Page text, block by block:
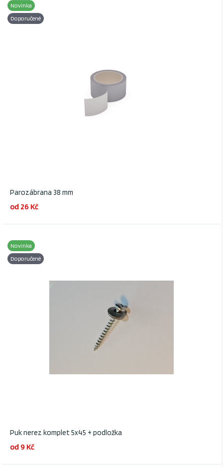
Novinka
Doporučené
Parozábrana 38 mm
od 26 Kč
Novinka
Doporučené
Puk nerez komplet 5x45 + podložka
od 9 Kč